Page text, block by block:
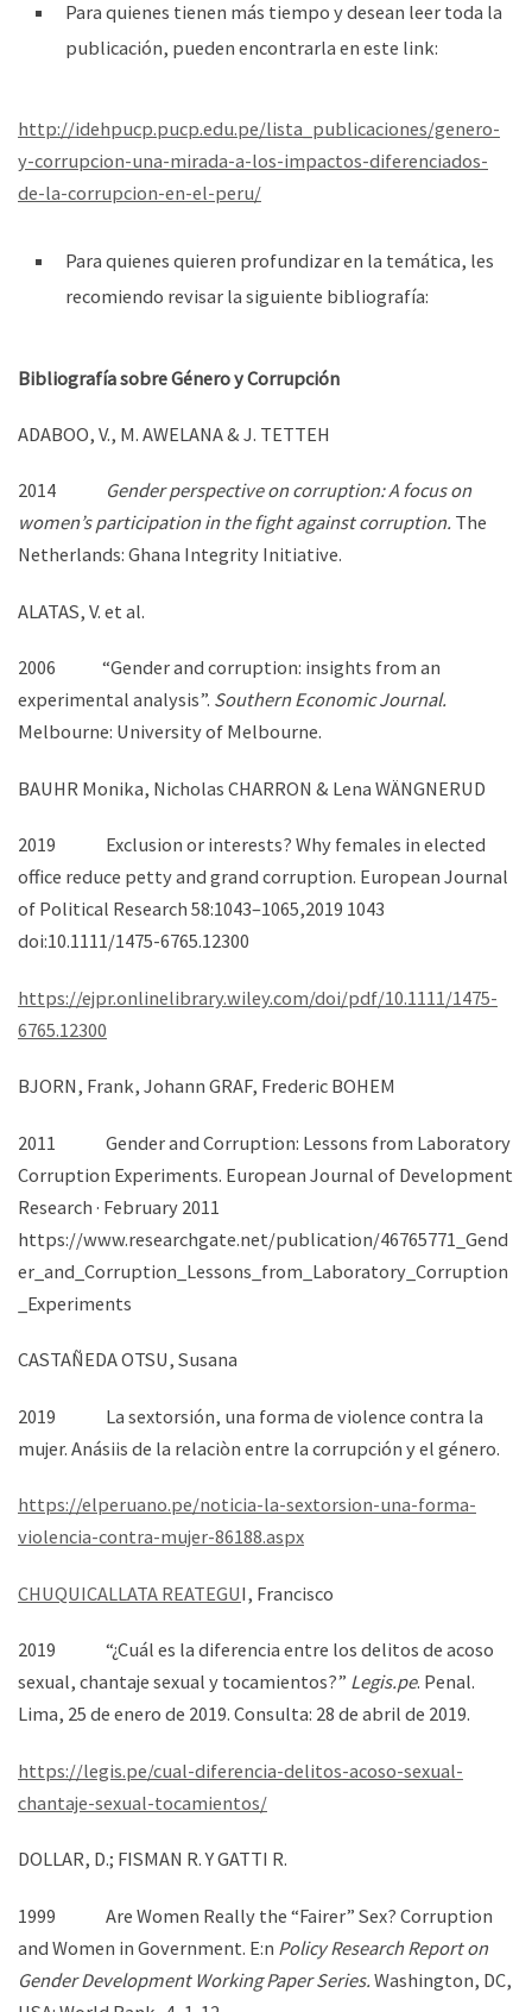
Para quienes tienen más tiempo y desean leer toda la
publicación, pueden encontrarla en este link:
http://idehpucp.pucp.edu.pe/lista_publicaciones/genero-
y-corrupcion-una-mirada-a-los-impactos-diferenciados-
de-la-corrupcion-en-el-peru/
Para quienes quieren profundizar en la temática, les
recomiendo revisar la siguiente bibliografía:
Bibliografía sobre Género y Corrupción
ADABOO, V., M. AWELANA & J. TETTEH
2014 Gender perspective on corruption: A focus on
women’s participation in the fight against corruption. The
Netherlands: Ghana Integrity Initiative.
ALATAS, V. et al.
2006 “Gender and corruption: insights from an
experimental analysis”. Southern Economic Journal.
Melbourne: University of Melbourne.
BAUHR Monika, Nicholas CHARRON & Lena WÄNGNERUD
2019 Exclusion or interests? Why females in elected
office reduce petty and grand corruption. European Journal
of Political Research 58:1043–1065,2019 1043
doi:10.1111/1475-6765.12300
https://ejpr.onlinelibrary.wiley.com/doi/pdf/10.1111/1475-
6765.12300
BJORN, Frank, Johann GRAF, Frederic BOHEM
2011 Gender and Corruption: Lessons from Laboratory
Corruption Experiments. European Journal of Development
Research · February 2011
https://www.researchgate.net/publication/46765771_Gend
er_and_Corruption_Lessons_from_Laboratory_Corruption
_Experiments
CASTAÑEDA OTSU, Susana
2019 La sextorsión, una forma de violence contra la
mujer. Anásiis de la relaciòn entre la corrupción y el género.
https://elperuano.pe/noticia-la-sextorsion-una-forma-
violencia-contra-mujer-86188.aspx
CHUQUICALLATA REATEGUI, Francisco
2019 “¿Cuál es la diferencia entre los delitos de acoso
sexual, chantaje sexual y tocamientos?” Legis.pe. Penal.
Lima, 25 de enero de 2019. Consulta: 28 de abril de 2019.
https://legis.pe/cual-diferencia-delitos-acoso-sexual-
chantaje-sexual-tocamientos/
DOLLAR, D.; FISMAN R. Y GATTI R.
1999 Are Women Really the “Fairer” Sex? Corruption
and Women in Government. E:n Policy Research Report on
Gender Development Working Paper Series.Washington, DC,